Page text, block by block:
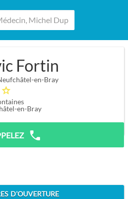
Fortin
en-Bray
en-Bray
D'OUVERTURE